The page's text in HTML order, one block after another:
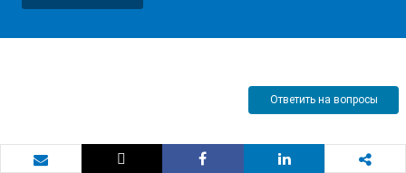
Ответить на вопросы